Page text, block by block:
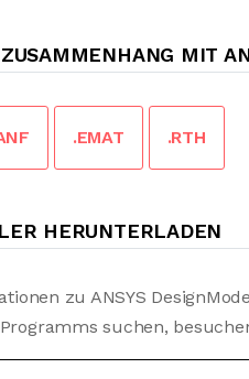
MIT
.EMAT .RTH
HERUNTERLADEN
zu ANSYS
suchen,